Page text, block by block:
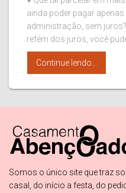
ainda poder pagar
administração, sem
refém dos juros, você
Continue lendo...
Somos o único site que traz
casal, do início a festa, do